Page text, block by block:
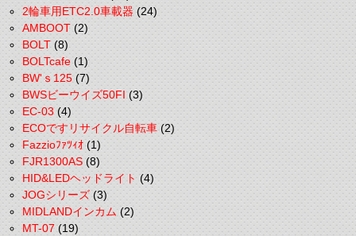
2輪車用ETC2.0車載器(24)
AMBOOT(2)
BOLT(8)
BOLTcafe(1)
BW'ｓ125(7)
BWSビーウイズ50FI(3)
EC-03(4)
ECOですリサイクル自転車(2)
Fazzioﾌｧﾂｨｵ(1)
FJR1300AS(8)
HID&LEDヘッドライト(4)
JOGシリーズ(3)
MIDLANDインカム(2)
MT-07(19)